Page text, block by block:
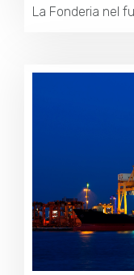
La Fonderia nel